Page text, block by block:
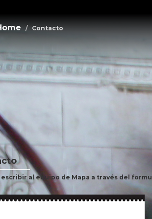
Contacto
escribir al equipo de Mapa a través del